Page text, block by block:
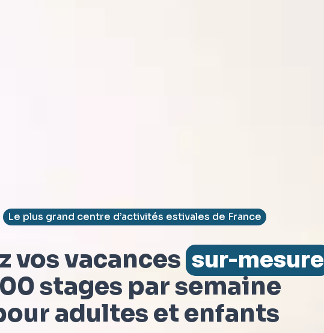
Le plus grand centre d’activités estivales de France
vos vacances sur-mesure
stages par semaine
adultes et enfants